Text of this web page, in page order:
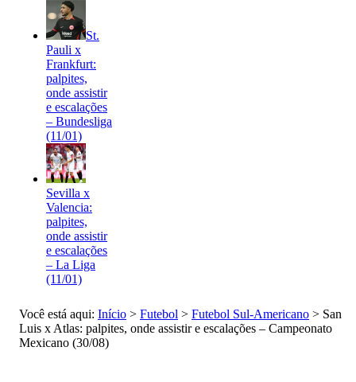
St.
Pauli x
Frankfurt:
palpites,
onde assistir
e escalações
– Bundesliga
(11/01)
Sevilla x
Valencia:
palpites,
onde assistir
e escalações
– La Liga
(11/01)
Você está aqui: Início > Futebol > Futebol Sul-Americano > San
Luis x Atlas: palpites, onde assistir e escalações – Campeonato
Mexicano (30/08)